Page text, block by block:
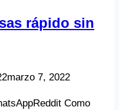
rápido sin
marzo 7, 2022
Como